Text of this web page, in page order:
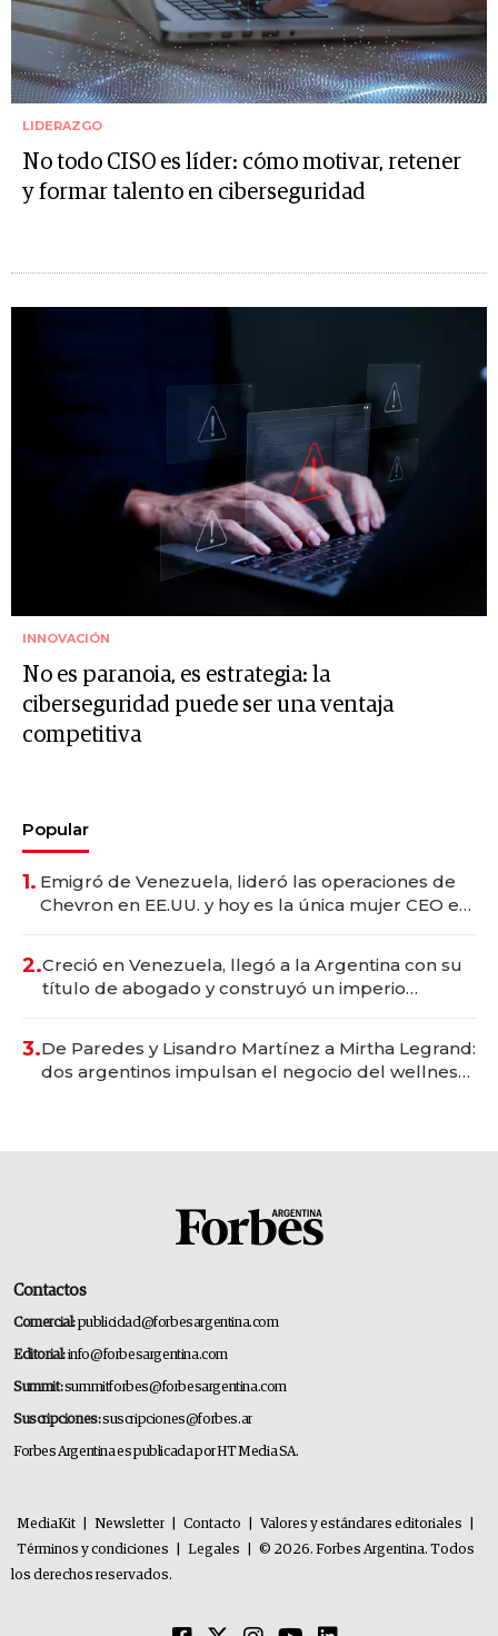
LIDERAZGO
No todo CISO es líder: cómo motivar, retener
y formar talento en ciberseguridad
INNOVACIÓN
No es paranoia, es estrategia: la
ciberseguridad puede ser una ventaja
competitiva
Popular
1. Emigró de Venezuela, lideró las operaciones de
Chevron en EE.UU. y hoy es la única mujer CEO en
2.Creció en Venezuela, llegó a la Argentina con su
título de abogado y construyó un imperio
3.De Paredes y Lisandro Martínez a Mirtha Legrand:
dos argentinos impulsan el negocio del wellness
Contactos
Comercial:publicidad@forbesargentina.com
Editorial:info@forbesargentina.com
Summit:summitforbes@forbesargentina.com
Suscripciones:suscripciones@forbes.ar
Forbes Argentina es publicada por HT Media SA.
MediaKit Newsletter Contacto Valores y estándares editoriales
Términos y condiciones
Legales
© 2026. Forbes Argentina. Todos
los derechos reservados.